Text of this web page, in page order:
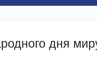
дня